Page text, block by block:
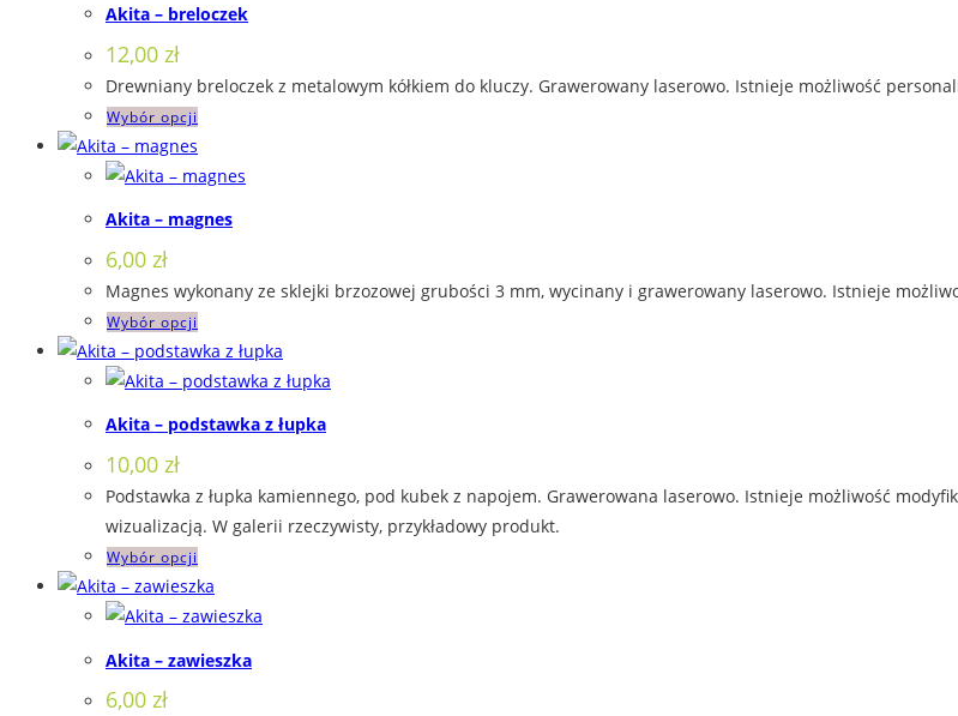
wariantów.
można
stronie
Akita – breloczek
12,00 zł
Drewniany breloczek z metalowym kółkiem do kluczy. Grawerowany laserowo. Istnieje możliwość
Wybór opcji
ma
wariantów.
można
na
stronie
produktu
Akita – magnes
6,00 zł
Magnes wykonany ze sklejki brzozowej grubości 3 mm, wycinany i grawerowany laserowo. Istnieje
Wybór opcji
produkt
ma
wariantów.
można
wybrać
stronie
produktu
Akita – podstawka z łupka
10,00 zł
Podstawka z łupka kamiennego, pod kubek z napojem. Grawerowana laserowo. Istnieje możliwość
wizualizacją. W galerii rzeczywisty, przykładowy produkt.
Wybór opcji
produkt
ma
wariantów.
Akita – zawieszka
6,00 zł